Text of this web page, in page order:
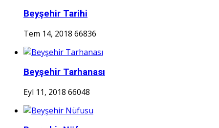
Beyşehir Tarihi
Tem 14, 2018 66836
Beyşehir Tarhanası
Eyl 11, 2018 66048